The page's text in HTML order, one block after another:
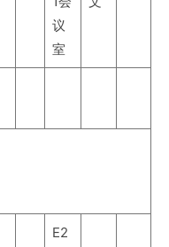
议
室
E2